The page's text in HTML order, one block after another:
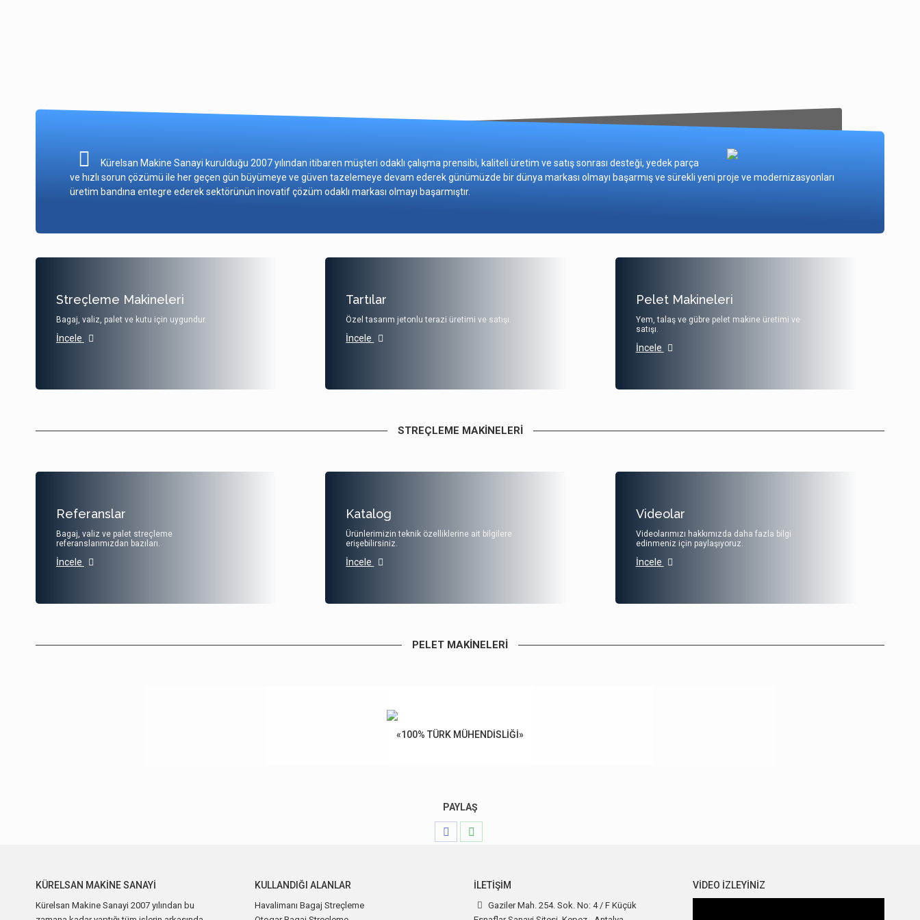
Kürelsan Makine Sanayi kurulduğu 2007 yılından itibaren müşteri odaklı çalışma prensibi, kaliteli üretim ve satış sonrası desteği, yedek parça
ve hızlı sorun çözümü ile her geçen gün büyümeye ve güven tazelemeye devam ederek günümüzde bir dünya markası olmayı başarmış ve sürekli yeni proje ve modernizasyonları
üretim bandına entegre ederek sektörünün inovatif çözüm odaklı markası olmayı başarmıştır.
Streçleme Makineleri
Bagaj, valiz, palet ve kutu için uygundur.
İncele
Tartılar
Özel tasarım jetonlu terazi üretimi ve satışı.
İncele
Pelet Makineleri
Yem, talaş ve gübre pelet makine üretimi ve
satışı.
İncele
STREÇLEME MAKINELERI
Referanslar
Bagaj, valiz ve palet streçleme
referanslarımızdan bazıları.
İncele
Katalog
Ürünlerimizin teknik özelliklerine ait bilgilere
erişebilirsiniz.
İncele
Videolar
Videolarımızı hakkımızda daha fazla bilgi
edinmeniz için paylaşıyoruz.
İncele
PELET MAKINELERI
«100% TÜRK MÜHENDISLIĞI»
PAYLAŞ
Share
KÜRELSAN MAKINE SANAYI
Kürelsan Makine Sanayi 2007 yılından bu
KULLANDIĞI ALANLAR
Havalimanı Bagaj Streçleme
İLETIŞIM
Gaziler Mah. 254. Sok. No: 4 / F Küçük
VIDEO IZLEYINIZ